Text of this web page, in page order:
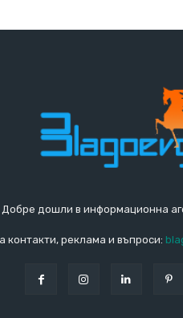
Добре дошли в информационна
контакти, реклама и въпроси: